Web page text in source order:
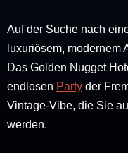
Auf der Suche nach
luxuriösem,
Das Golden Nugget
endlosen Party der
Vintage-Vibe, die Sie
werden.